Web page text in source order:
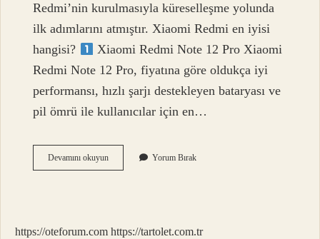
Redmi’nin kurulmasıyla küreselleşme yolunda
ilk adımlarını atmıştır. Xiaomi Redmi en iyisi
hangisi?
Xiaomi Redmi Note 12 Pro Xiaomi
Redmi Note 12 Pro, fiyatına göre oldukça iyi
performansı, hızlı şarjı destekleyen bataryası ve
pil ömrü ile kullanıcılar için en…
Devamını okuyunRedmi
Ile
Yorum Bırak
https://oteforum.com https://tartolet.com.tr